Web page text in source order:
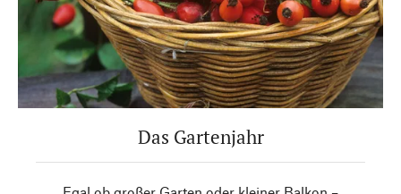
Das Gartenjahr